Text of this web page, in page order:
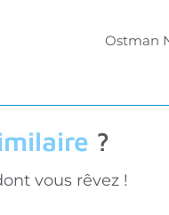
Ostman
?
vous rêvez !